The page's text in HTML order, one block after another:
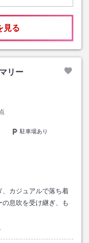
見る
リー
駐車場あり
カジュアルで落ち着
息吹を受け継ぎ、も